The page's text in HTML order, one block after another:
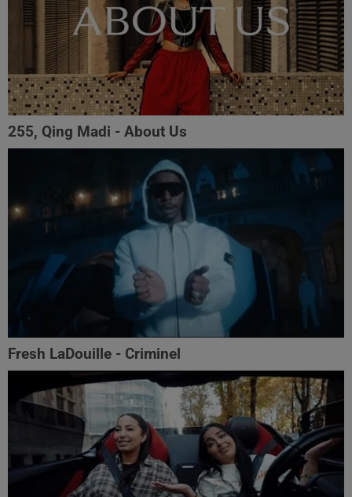
255, Qing Madi - About Us
Fresh LaDouille - Criminel